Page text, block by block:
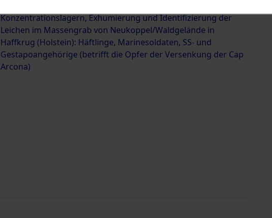
Konzentrationslagern, Exhumierung und Identifizierung der
Leichen im Massengrab von Neukoppel/Waldgelände in
Haffkrug (Holstein): Häftlinge, Marinesoldaten, SS- und
Gestapoangehörige (betrifft die Opfer der Versenkung der Cap
Arcona)